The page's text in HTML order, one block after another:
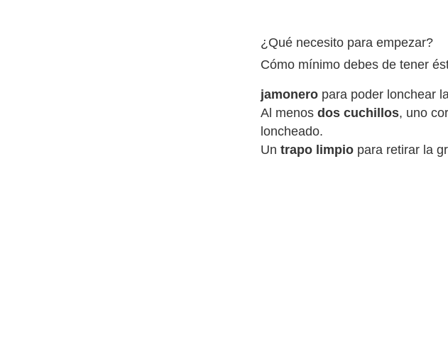
¿Qué necesito para empezar?
Cómo mínimo debes de tener
jamonero para poder lonchear
Al menos dos cuchillos, uno
loncheado.
Un trapo limpio para retirar la